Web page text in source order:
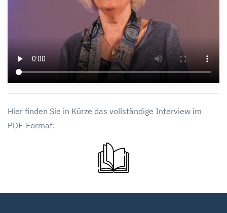
Hier finden Sie in Kürze das vollständige Interview im
PDF-Format: